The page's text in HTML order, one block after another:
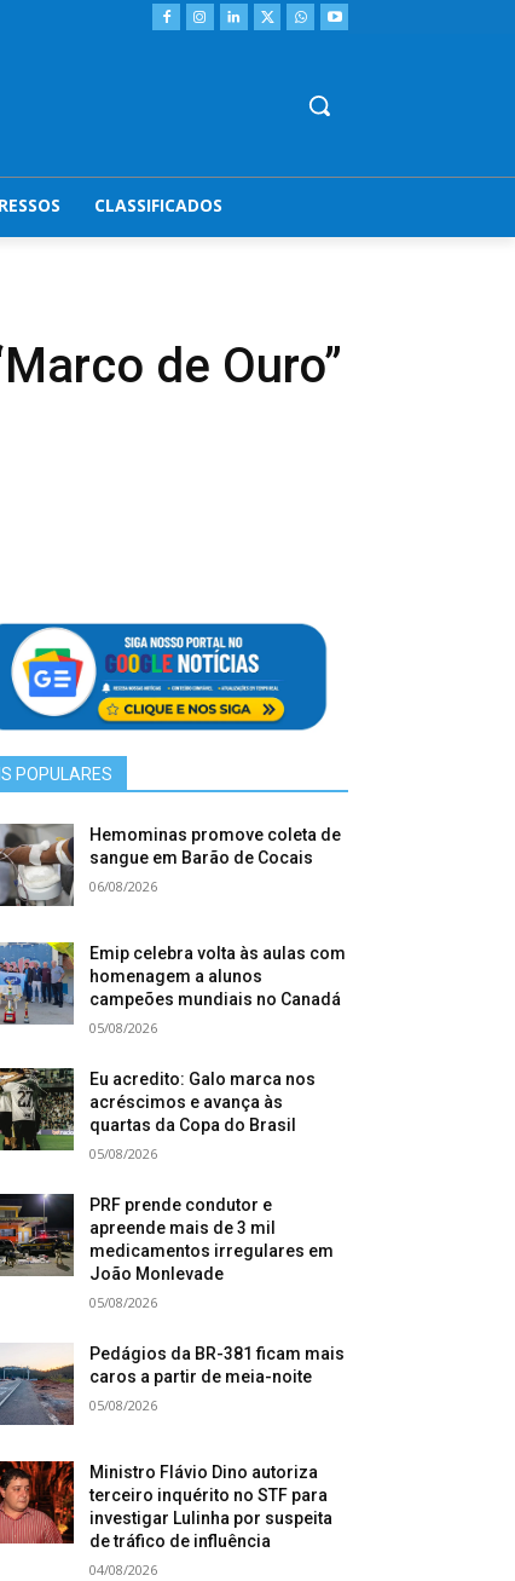
CLASSIFICADOS
de Ouro”
POPULARES
Hemominas promove coleta de
sangue em Barão de Cocais
06/08/2026
Emip celebra volta às aulas com
homenagem a alunos
campeões mundiais no Canadá
05/08/2026
Eu acredito: Galo marca nos
acréscimos e avança às
quartas da Copa do Brasil
05/08/2026
PRF prende condutor e
apreende mais de 3 mil
medicamentos irregulares em
João Monlevade
05/08/2026
Pedágios da BR-381 ficam mais
caros a partir de meia-noite
05/08/2026
Ministro Flávio Dino autoriza
terceiro inquérito no STF para
investigar Lulinha por suspeita
de tráfico de influência
04/08/2026